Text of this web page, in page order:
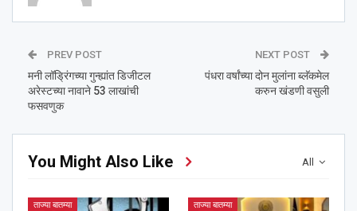
PREV POST
मनी लॉड्रिंगच्या गुन्ह्यांत डिजीटल
अरेस्टच्या नावाने 53 लाखांची
फसवणुक
NEXT POST
पंधरा वर्षांच्या दोन मुलांना ब्लॅकमेल
करुन खंडणी वसुली
All
You Might Also Like
ताज्या बातम्या ताज्या बातम्या